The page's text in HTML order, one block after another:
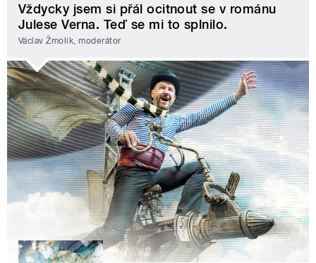
Vždycky jsem si přál ocitnout se v románu
Julese Verna. Teď se mi to splnilo.
Václav Žmolík, moderátor